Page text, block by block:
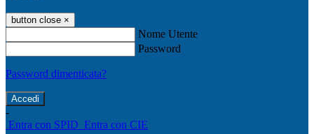
button close ×
Nome Utente
Password
Password dimenticata?
-
Entra con SPID Entra con CIE